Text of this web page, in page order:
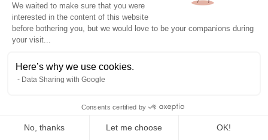
We waited to make sure that you were
interested in the content of this website
before bothering you, but we would love to be your companions during
your visit...
Here’s why we use cookies.
Data Sharing with Google
Consents certified by
No, thanks Let me choose OK!